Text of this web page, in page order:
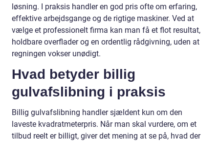
løsning. I praksis handler en god pris ofte om erfaring,
effektive arbejdsgange og de rigtige maskiner. Ved at
vælge et professionelt firma kan man få et flot resultat,
holdbare overflader og en ordentlig rådgivning, uden at
regningen vokser unødigt.
Hvad betyder billig
gulvafslibning i praksis
Billig gulvafslibning handler sjældent kun om den
laveste kvadratmeterpris. Når man skal vurdere, om et
tilbud reelt er billigt, giver det mening at se på, hvad der